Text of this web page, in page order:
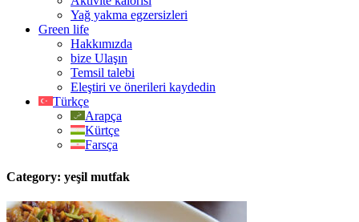
Yağ yakma egzersizleri
Green life
Hakkımızda
bize Ulaşın
Temsil talebi
Eleştiri ve önerileri kaydedin
Türkçe
Arapça
Kürtçe
Farsça
Category: yeşil mutfak